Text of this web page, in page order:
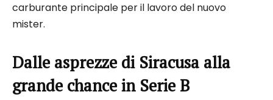
carburante principale per il lavoro del nuovo
mister.
Dalle asprezze di Siracusa alla
grande chance in Serie B